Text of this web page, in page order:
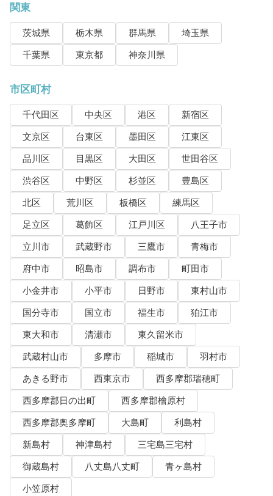
関東
茨城県 栃木県 群馬県
埼玉県
千葉県
東京都 神奈川県
市区町村
千代田区 中央区 港区
新宿区
文京区
台東区 墨田区
江東区
品川区
目黒区 大田区
世田谷区
渋谷区
中野区 杉並区
豊島区
北区
荒川区 板橋区
練馬区
足立区
葛飾区 江戸川区
八王子市
立川市
武蔵野市 三鷹市
青梅市
府中市
昭島市 調布市
町田市
小金井市
小平市 日野市
東村山市
国分寺市
国立市 福生市
狛江市
東大和市
清瀬市
東久留米市
武蔵村山市
多摩市 稲城市
羽村市
あきる野市
西東京市
西多摩郡瑞穂町
西多摩郡日の出町
西多摩郡檜原村
西多摩郡奥多摩町
大島町
利島村
新島村
神津島村
三宅島三宅村
御蔵島村
八丈島八丈町
青ヶ島村
小笠原村